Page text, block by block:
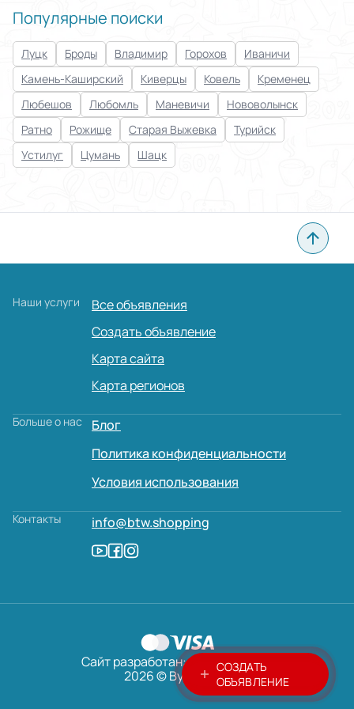
СОЗДАТЬ
ОБЪЯВЛЕНИЕ
Популярные поиски
Луцк Броды Владимир Горохов
Иваничи
Камень-Каширский
Киверцы Ковель
Кременец
Любешов
Любомль Маневичи
Нововолынск
Ратно
Рожище Старая Выжевка
Турийск
Устилуг
Цумань Шацк
Наши услуги
Все объявления
Создать объявление
Карта сайта
Карта регионов
Больше о нас
Блог
Политика конфиденциальности
Условия использования
Контакты info@btw.shopping
2026 © ByTheWay
Сайт разработан: AVADA MEDIA